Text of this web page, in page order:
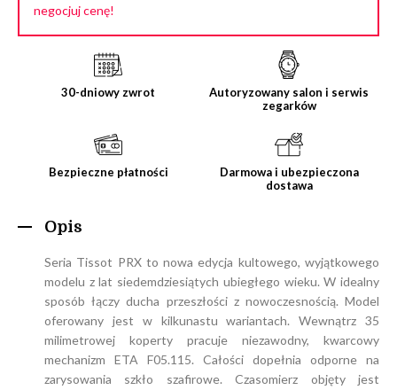
negocjuj cenę!
30-dniowy zwrot
Autoryzowany salon i serwis
zegarków
Bezpieczne płatności
Darmowa i ubezpieczona
dostawa
Opis
Seria Tissot PRX to nowa edycja kultowego, wyjątkowego
modelu z lat siedemdziesiątych ubiegłego wieku. W idealny
sposób łączy ducha przeszłości z nowoczesnością. Model
oferowany jest w kilkunastu wariantach. Wewnątrz 35
milimetrowej koperty pracuje niezawodny, kwarcowy
mechanizm ETA F05.115. Całości dopełnia odporne na
zarysowania szkło szafirowe. Czasomierz objęty jest